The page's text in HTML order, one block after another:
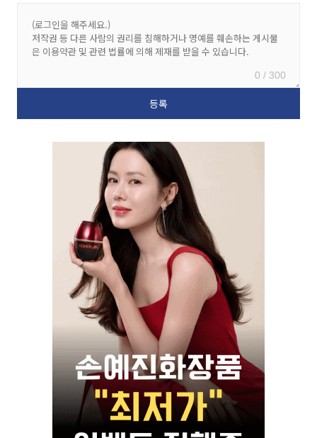
0 / 300